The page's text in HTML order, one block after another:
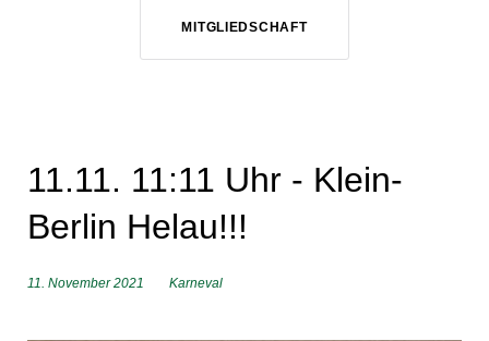
MITGLIEDSCHAFT
11.11. 11:11 Uhr - Klein-
Berlin Helau!!!
11. November 2021 Karneval